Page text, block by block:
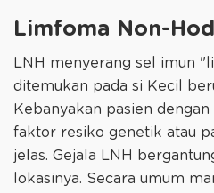
Limfoma Non-
LNH menyerang sel imun
ditemukan pada si Kecil
Kebanyakan pasien
faktor resiko genetik atau
jelas. Gejala LNH
lokasinya. Secara umum